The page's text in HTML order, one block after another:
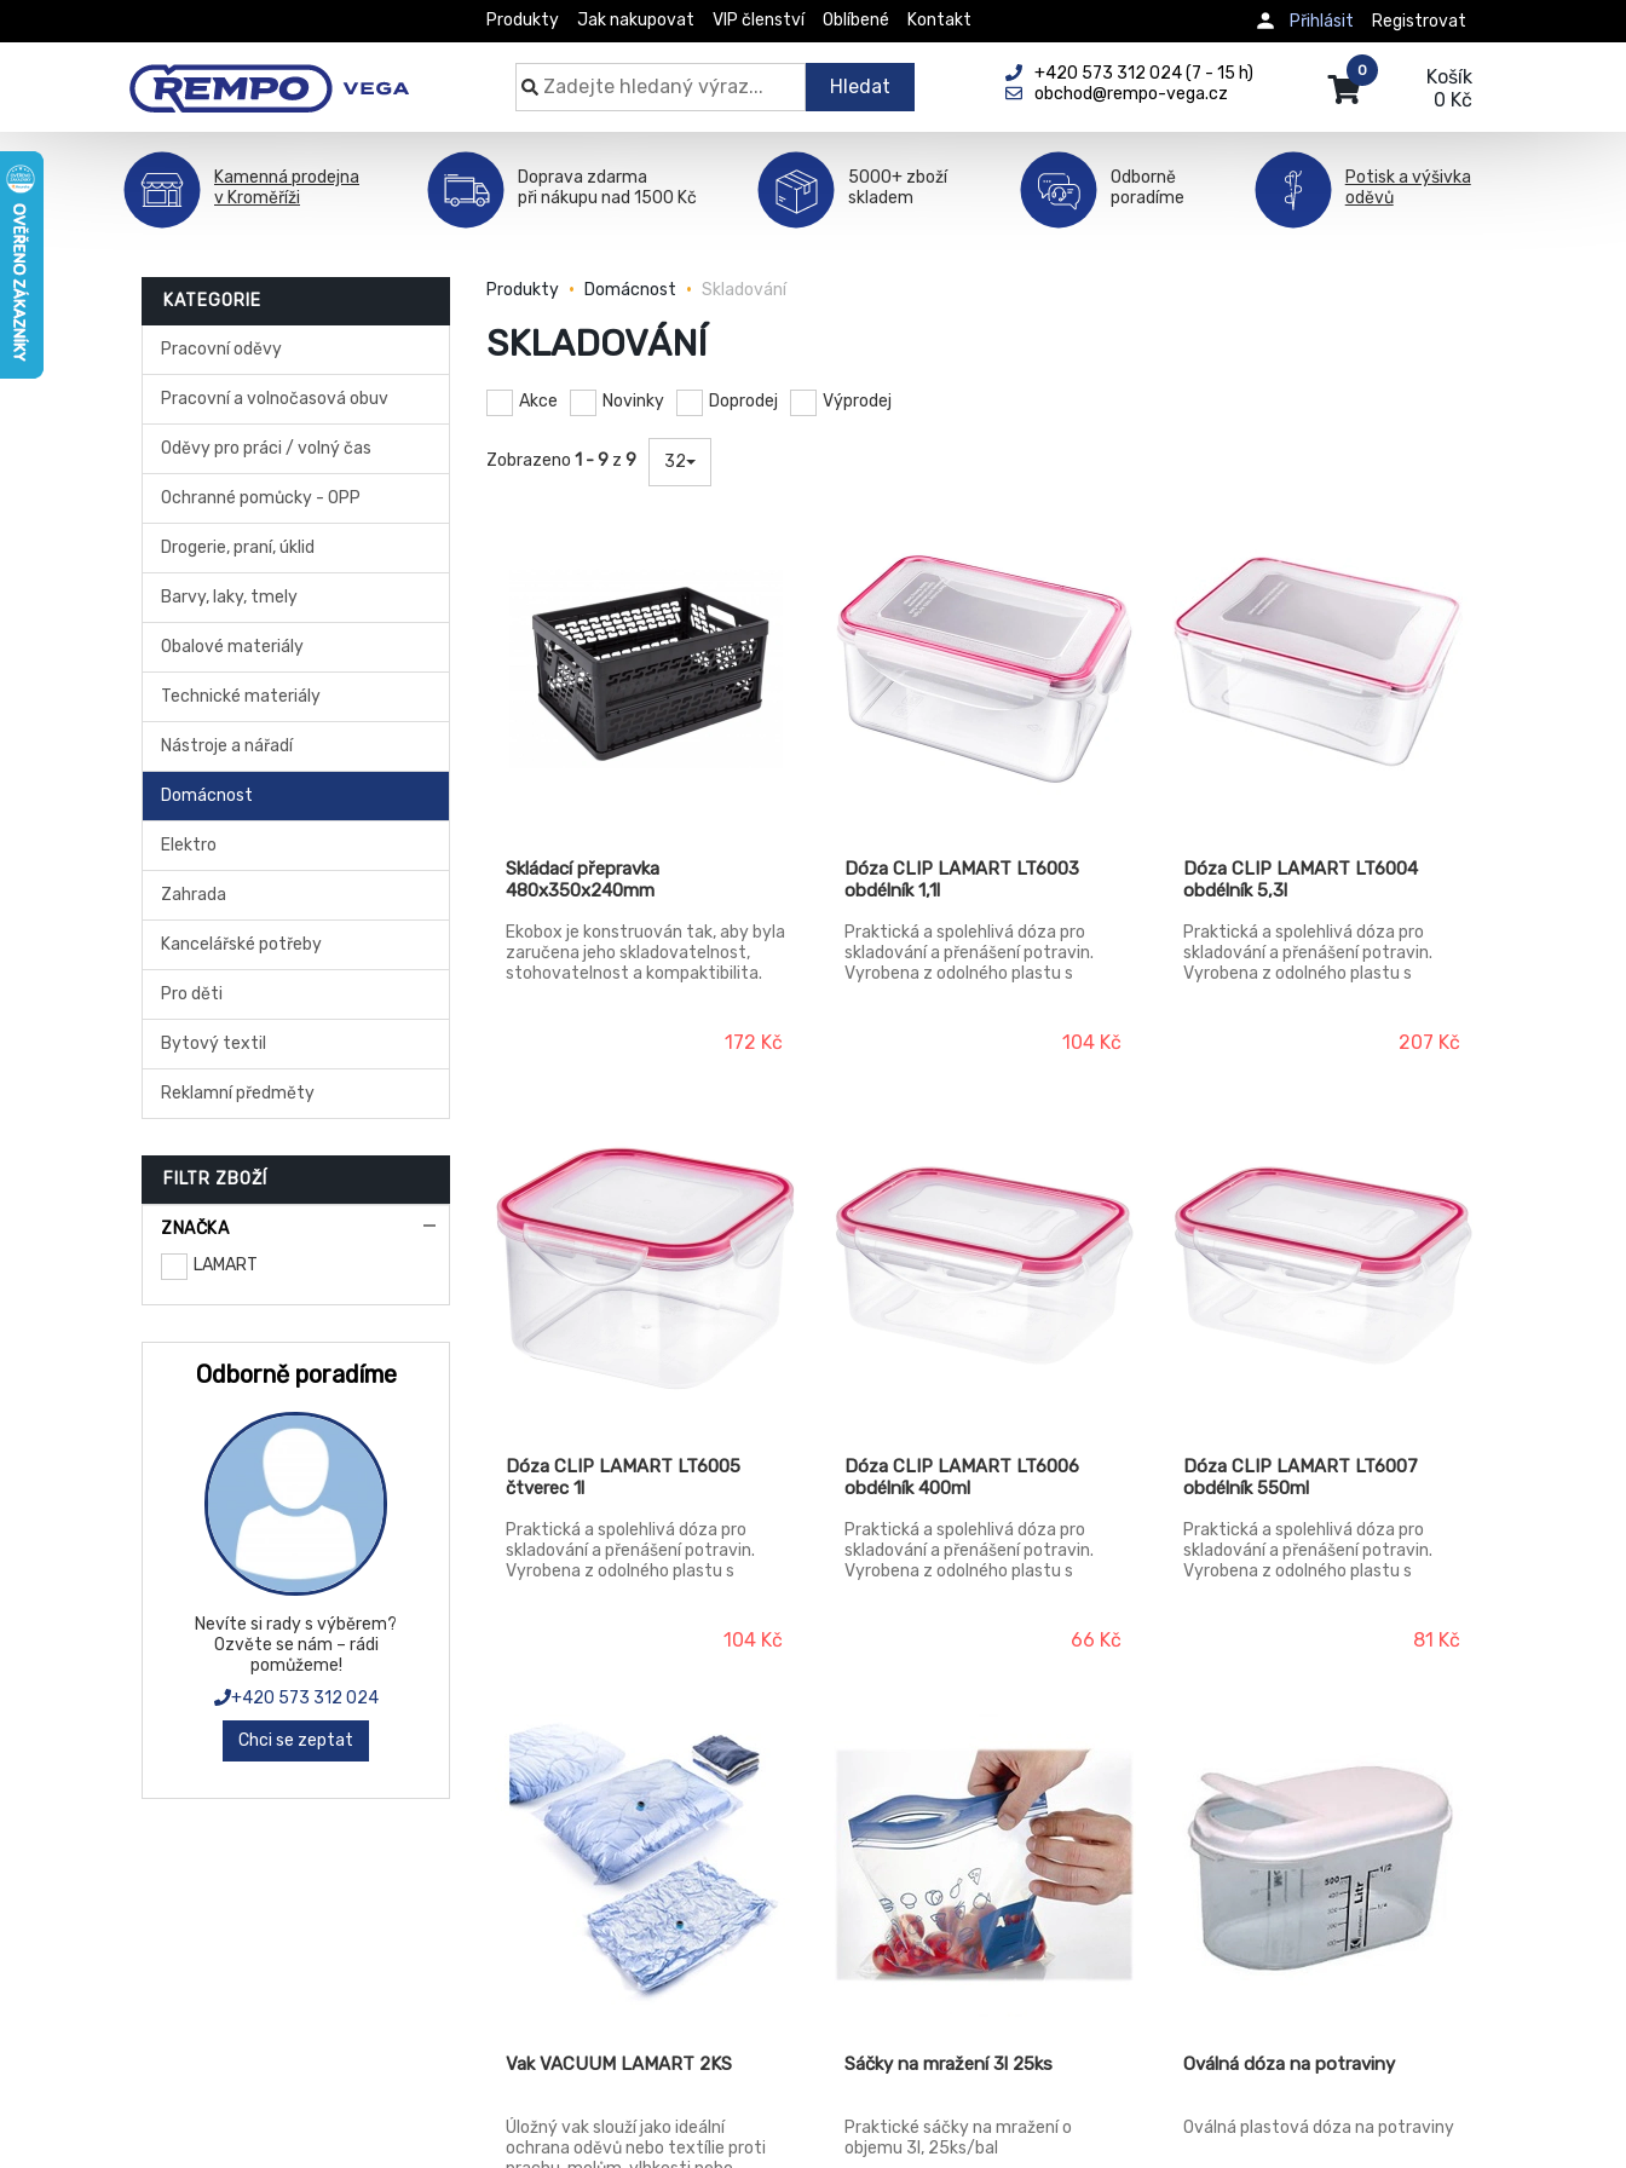
Produkty Jak nakupovat VIP členství Oblíbené Kontakt Registrovat
Přihlásit
Hledat
+420 573 312 024 (7 - 15 h)
obchod@rempo-vega.cz
Košík
0 Kč
0
Kamenná prodejna
v Kroměříži
Doprava zdarma
při nákupu nad 1500 Kč
5000+ zboží
skladem
Odborně
poradíme
Potisk a výšivka
oděvů
KATEGORIE
Pracovní oděvy
Pracovní a volnočasová obuv
Oděvy pro práci / volný čas
Ochranné pomůcky - OPP
Drogerie, praní, úklid
Barvy, laky, tmely
Obalové materiály
Technické materiály
Nástroje a nářadí
Domácnost
Elektro
Zahrada
Kancelářské potřeby
Pro děti
Bytový textil
Reklamní předměty
FILTR ZBOŽÍ
ZNAČKA
LAMART
Odborně poradíme
Nevíte si rady s výběrem?
Ozvěte se nám – rádi
pomůžeme!
+420 573 312 024
Chci se zeptat
Produkty Domácnost Skladování
SKLADOVÁNÍ
Akce Novinky Doprodej Výprodej
Zobrazeno 1 - 9 z 9 32
Skládací přepravka
480x350x240mm
Ekobox je konstruován tak, aby byla
zaručena jeho skladovatelnost,
stohovatelnost a kompaktibilita.
skladě apod. Rozměry při složeném
stavu jsou 480x350x55. EKOBOX se
různých předmětů od zeleniny,
ovoce, balených potravin. Využití
najde rovněž v domácnostech a v
administrativě. Nemá ATEST pro
styk s potravinami. Objem 31l a
stohovací nosnost je 80 kg.
Hmotnost přepravky 1,1 kg.
172 Kč
Dóza CLIP LAMART LT6003
obdélník 1,1l
Praktická a spolehlivá dóza pro
skladování a přenášení potravin.
Vyrobena z odolného plastu s
Potraviny zůstávají déle čerstvé,
udržují si své aroma, při manipulaci
104 Kč
Dóza CLIP LAMART LT6004
obdélník 5,3l
Praktická a spolehlivá dóza pro
skladování a přenášení potravin.
Vyrobena z odolného plastu s
Potraviny zůstávají déle čerstvé,
udržují si své aroma, při manipulaci
207 Kč
Dóza CLIP LAMART LT6005
čtverec 1l
Praktická a spolehlivá dóza pro
skladování a přenášení potravin.
Vyrobena z odolného plastu s
Potraviny zůstávají déle čerstvé,
udržují si své aroma, při manipulaci
104 Kč
Dóza CLIP LAMART LT6006
obdélník 400ml
Praktická a spolehlivá dóza pro
skladování a přenášení potravin.
Vyrobena z odolného plastu s
Potraviny zůstávají déle čerstvé,
udržují si své aroma, při manipulaci
66 Kč
Dóza CLIP LAMART LT6007
obdélník 550ml
Praktická a spolehlivá dóza pro
skladování a přenášení potravin.
Vyrobena z odolného plastu s
Potraviny zůstávají déle čerstvé,
udržují si své aroma, při manipulaci
81 Kč
Vak VACUUM LAMART 2KS
Úložný vak slouží jako ideální
ochrana oděvů nebo textílie proti
Sáčky na mražení 3l 25ks
Praktické sáčky na mražení o
objemu 3l, 25ks/bal
Oválná dóza na potraviny
Oválná plastová dóza na potraviny